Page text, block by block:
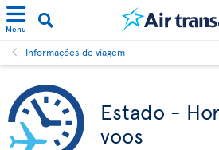
Menu
Informações de viagem
Estado -
voos